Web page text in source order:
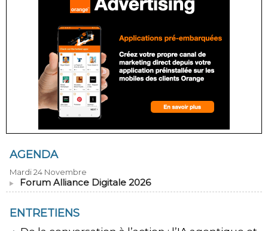
AGENDA
Mardi 24 Novembre
Forum Alliance Digitale 2026
ENTRETIENS